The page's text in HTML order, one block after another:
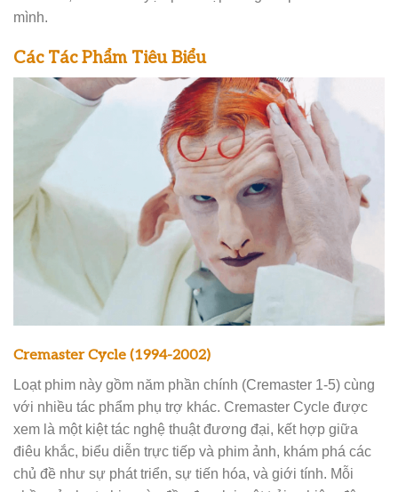
mình.
Các Tác Phẩm Tiêu Biểu
Cremaster Cycle (1994-2002)
Loạt phim này gồm năm phần chính (Cremaster 1-5) cùng
với nhiều tác phẩm phụ trợ khác. Cremaster Cycle được
xem là một kiệt tác nghệ thuật đương đại, kết hợp giữa
điêu khắc, biểu diễn trực tiếp và phim ảnh, khám phá các
chủ đề như sự phát triển, sự tiến hóa, và giới tính. Mỗi